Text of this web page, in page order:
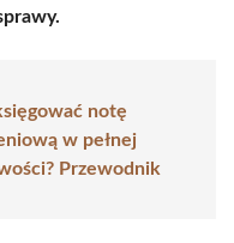
notę
w pełnej
Przewodnik